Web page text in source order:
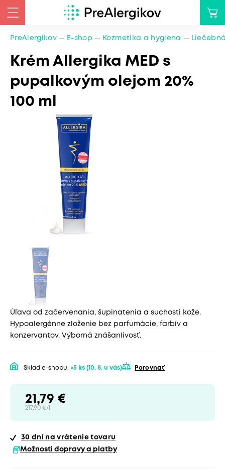
PreAlergikov E-shop Kozmetika a hygiena
Krém Allergika MED s
pupalkovým olejom 20%
100 ml
Úľava od začervenania, šupinatenia a suchosti kože.
Hypoalergénne zloženie bez parfumácie, farbív a
konzervantov. Výborná znášanlivosť.
Sklad e-shopu: >5 ks (10. 8. u vás) Porovnať
21,79 €
217,90 €/l
30 dní na vrátenie tovaru
Možnosti dopravy a platby